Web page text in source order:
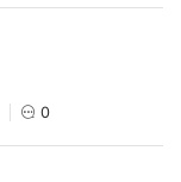
0